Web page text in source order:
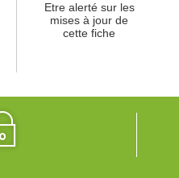
Etre alerté sur les
mises à jour de
cette fiche